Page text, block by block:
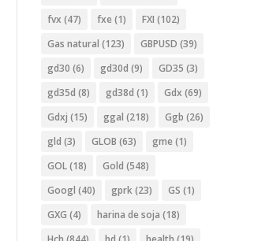
fvx (47) fxe (1) FXI (102)
Gas natural (123) GBPUSD (39)
gd30 (6) gd30d (9) GD35 (3)
gd35d (8) gd38d (1) Gdx (69)
Gdxj (15) ggal (218) Ggb (26)
gld (3) GLOB (63) gme (1)
GOL(18) Gold (548)
Googl (40) gprk(23) GS (1)
GXG (4) harina de soja (18)